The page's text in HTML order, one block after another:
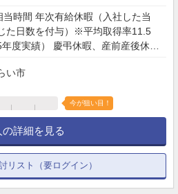
時間 年次有給休暇（入社した当
た日数を付与）※平均取得率11.5
度実績） 慶弔休暇、産前産後休暇
度最長5日間） 特別休暇（配偶者
い市
今が狙い目！
の詳細を見る
リスト（要ログイン）